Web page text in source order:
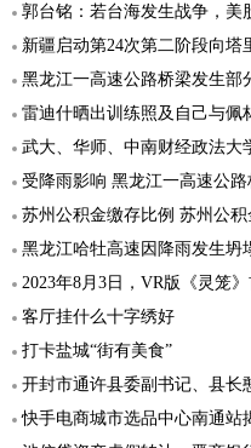
郭台铭：若台海发生战争，美
新疆启动第24次第二阶段向
黑龙江一高速公路桥梁发生部
雷迪什晒出训练照及自己与佩
武大、华师、中南财经政法大学
受降雨影响 黑龙江一高速公
苏州公积金缴存比例 苏州公
黑龙江哈牡高速因降雨发生坍
2023年8月3日，VR版《灵笼
客厅挂什么十字绣好
打卡盐城“街有美食”
开封市通许县委副书记、县长
快手电商城市选品中心南通站